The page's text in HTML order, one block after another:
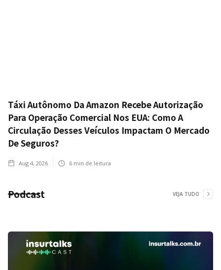
Táxi Autônomo Da Amazon Recebe Autorização
Para Operação Comercial Nos EUA: Como A
Circulação Desses Veículos Impactam O Mercado
De Seguros?
Aug 4, 2026 6 min de leitura
Podcast VEJA TUDO